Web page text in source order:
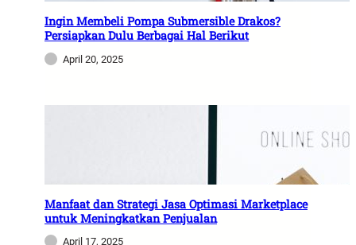
Ingin Membeli Pompa Submersible Drakos?
Persiapkan Dulu Berbagai Hal Berikut
April 20, 2025
Manfaat dan Strategi Jasa Optimasi Marketplace
untuk Meningkatkan Penjualan
April 17, 2025